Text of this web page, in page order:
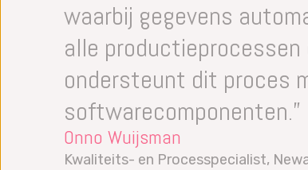
waarbij gegevens
alle
ondersteunt dit proces
softwarecomponenten.”
Onno Wuijsman
Kwaliteits- en Processpecialist,